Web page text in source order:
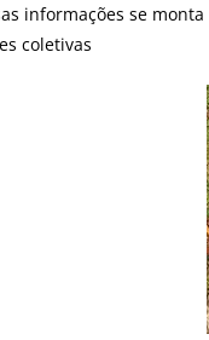
informações se
coletivas